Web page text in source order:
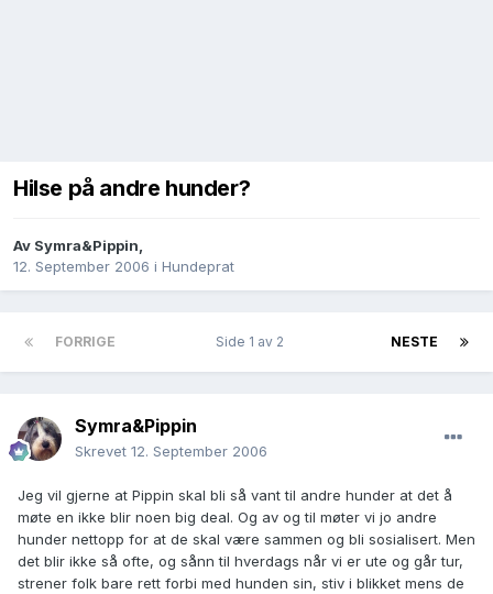
Hilse på andre hunder?
Av Symra&Pippin,
12. September 2006 i Hundeprat
FORRIGE NESTE
Side 1 av 2
Symra&Pippin
Skrevet 12. September 2006
Jeg vil gjerne at Pippin skal bli så vant til andre hunder at det å
møte en ikke blir noen big deal. Og av og til møter vi jo andre
hunder nettopp for at de skal være sammen og bli sosialisert. Men
det blir ikke så ofte, og sånn til hverdags når vi er ute og går tur,
strener folk bare rett forbi med hunden sin, stiv i blikket mens de